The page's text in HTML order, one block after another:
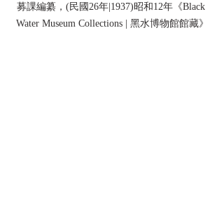
募課編纂，(民國26年|1937)昭和12年《Black
Water Museum Collections | 黑水博物館館藏》